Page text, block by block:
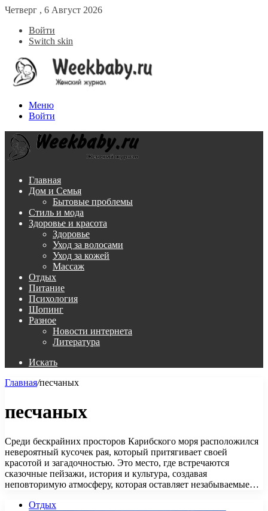
Четверг , 6 Август 2026
Войти
Switch skin
Меню
Войти
Главная
Дом и Семья
Бытовые проблемы
Стиль и мода
Здоровье и красота
Здоровье
Уход за волосами
Уход за кожей
Массаж
Отдых
Питание
Психология
Шопинг
Разное
Новости интернета
Литература
Искать
Главная/песчаных
песчаных
Среди бескрайних просторов Карибского моря расположился
невероятный кусочек рая, который притягивает своей
красотой и загадочностью. Это место, где встречаются
сказочные пейзажи, история и культура, создавая
неповторимую атмосферу, которая оставляет незабываемые…
Отдых